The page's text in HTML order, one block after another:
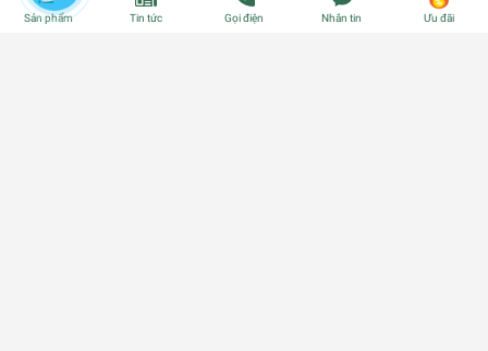
Sản phẩm Tin tức Gọi điện Nhắn tin Ưu đãi